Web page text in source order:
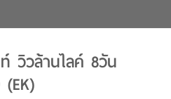
วิวล้านไลค์ 8วัน